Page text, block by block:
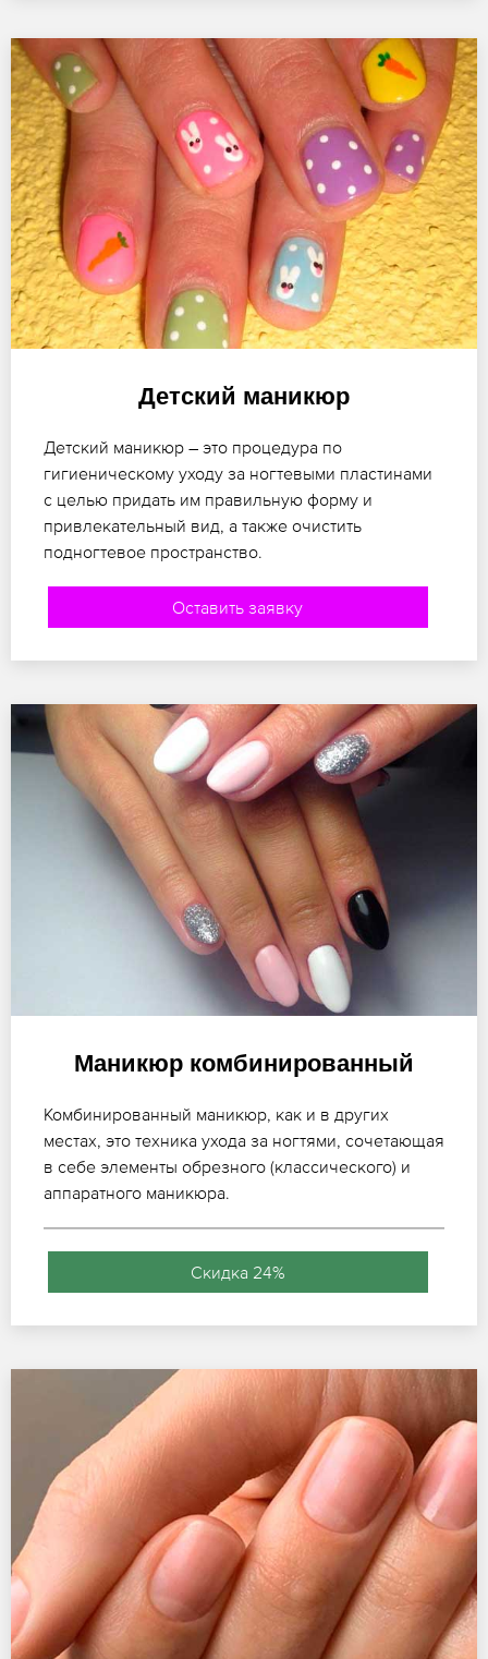
Детский маникюр
Детский маникюр – это процедура по
гигиеническому уходу за ногтевыми пластинами
с целью придать им правильную форму и
привлекательный вид, а также очистить
подногтевое пространство.
Оставить заявку
Маникюр комбинированный
Комбинированный маникюр, как и в других
местах, это техника ухода за ногтями, сочетающая
в себе элементы обрезного (классического) и
аппаратного маникюра.
Скидка 24%